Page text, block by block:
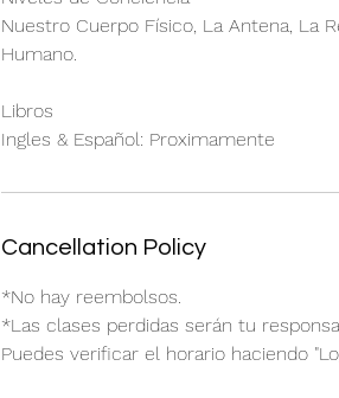
Nuestro Cuerpo Físico, La Antena, La
Humano.
Libros
Ingles & Español: Proximamente
Cancellation Policy
*No hay reembolsos.
*Las clases perdidas serán tu
Puedes verificar el horario haciendo